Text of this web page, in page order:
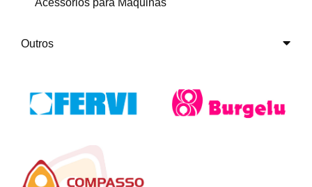
Acessórios para Máquinas
Outros